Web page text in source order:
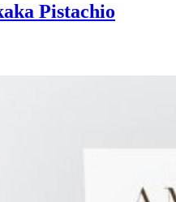
Pistachio